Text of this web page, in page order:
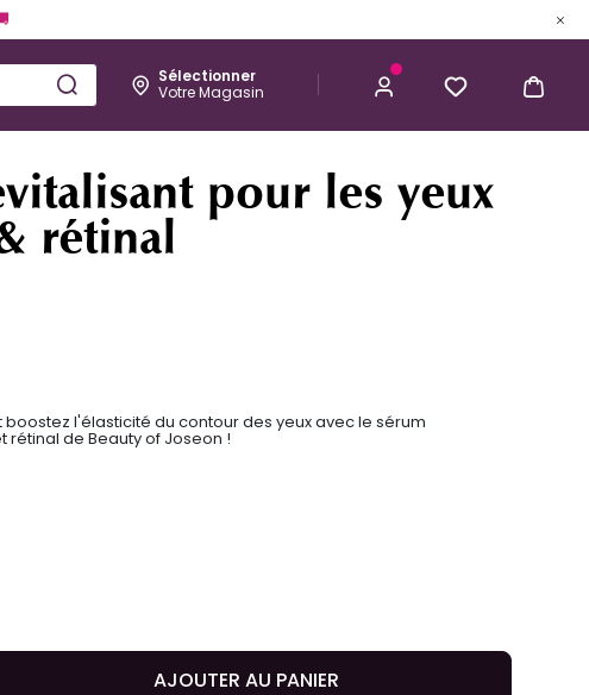
Sélectionner
Votre Magasin
Esthétique Homme Kérastase
pour les yeux
rétinal
l'élasticité du contour des yeux avec le sérum
rétinal de Beauty of Joseon !
AJOUTER AU PANIER